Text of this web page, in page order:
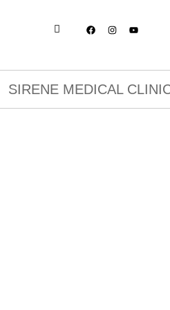
SIRENE MEDICAL